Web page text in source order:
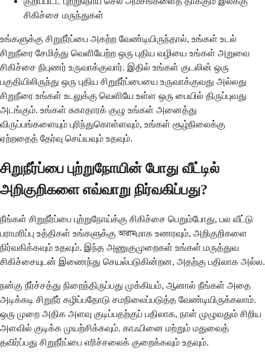
சிகிச்சை மருந்துகள்
உங்களுக்கு சிறுநீர்ப்பை அகற்ற வேண்டியிருந்தால், உங்கள் உடல்
சிறுநீரை சேமித்து வெளியேற்ற ஒரு புதிய வழியை உங்கள் அறுவை
சிகிச்சை நிபுணர் உருவாக்குவார். இதில் உங்கள் குடலின் ஒரு
பகுதியிலிருந்து ஒரு புதிய சிறுநீர்ப்பையை உருவாக்குவது அல்லது
சிறுநீரை உங்கள் உடலுக்கு வெளியே உள்ள ஒரு பையில் திருப்புவது
அடங்கும். உங்கள் சுகாதாரக் குழு உங்கள் அனைத்து
விருப்பங்களையும் புரிந்துகொள்ளவும், உங்கள் சூழ்நிலைக்கு
ஏற்றதைத் தேர்வு செய்யவும் உதவும்.
சிறுநீர்ப்பை புற்றுநோயின் போது வீட்டில்
அறிகுறிகளை எவ்வாறு நிர்வகிப்பது?
நீங்கள் சிறுநீர்ப்பை புற்றுநோய்க்கு சிகிச்சை பெறும்போது, ​​பல வீட்டு
பராமரிப்பு உத்திகள் உங்களுக்கு আরামமாக உணரவும், அறிகுறிகளை
நிர்வகிக்கவும் உதவும். இந்த அணுகுமுறைகள் உங்கள் மருத்துவ
சிகிச்சையுடன் இணைந்து செயல்படுகின்றன, அதற்கு பதிலாக அல்ல.
நன்கு நீர்ச்சத்து நிறைந்திருப்பது முக்கியம், ஆனால் நீங்கள் அதை
அடிக்கடி சிறுநீர் கழிப்பதோடு சமநிலைப்படுத்த வேண்டியிருக்கலாம்.
ஒரு முறை அதிக அளவு குடிப்பதற்குப் பதிலாக, நாள் முழுவதும் சிறிய
அளவில் குடிக்க முயற்சிக்கவும். காஃபினை மற்றும் மதுவைத்
தவிர்ப்பது சிறுநீர்ப்பை எரிச்சலைக் குறைக்கவும் உதவும்.